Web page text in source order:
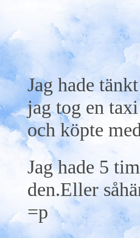
Jag hade
jag tog en
och köpte
Jag hade 5
den.Eller
=p